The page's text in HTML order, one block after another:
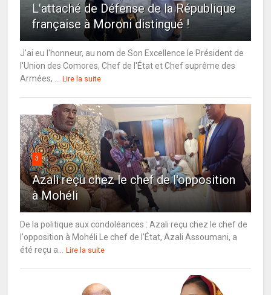
L'attaché de Défense de la République
française à Moroni distingué !
J'ai eu l'honneur, au nom de Son Excellence le Président de
l'Union des Comores, Chef de l'État et Chef suprême des
Armées, ...
Lire la suite
3
Azali reçu chez le chef de l'opposition
à Mohéli
De la politique aux condoléances : Azali reçu chez le chef de
l'opposition à Mohéli Le chef de l'État, Azali Assoumani, a
été reçu a...
Lire la suite